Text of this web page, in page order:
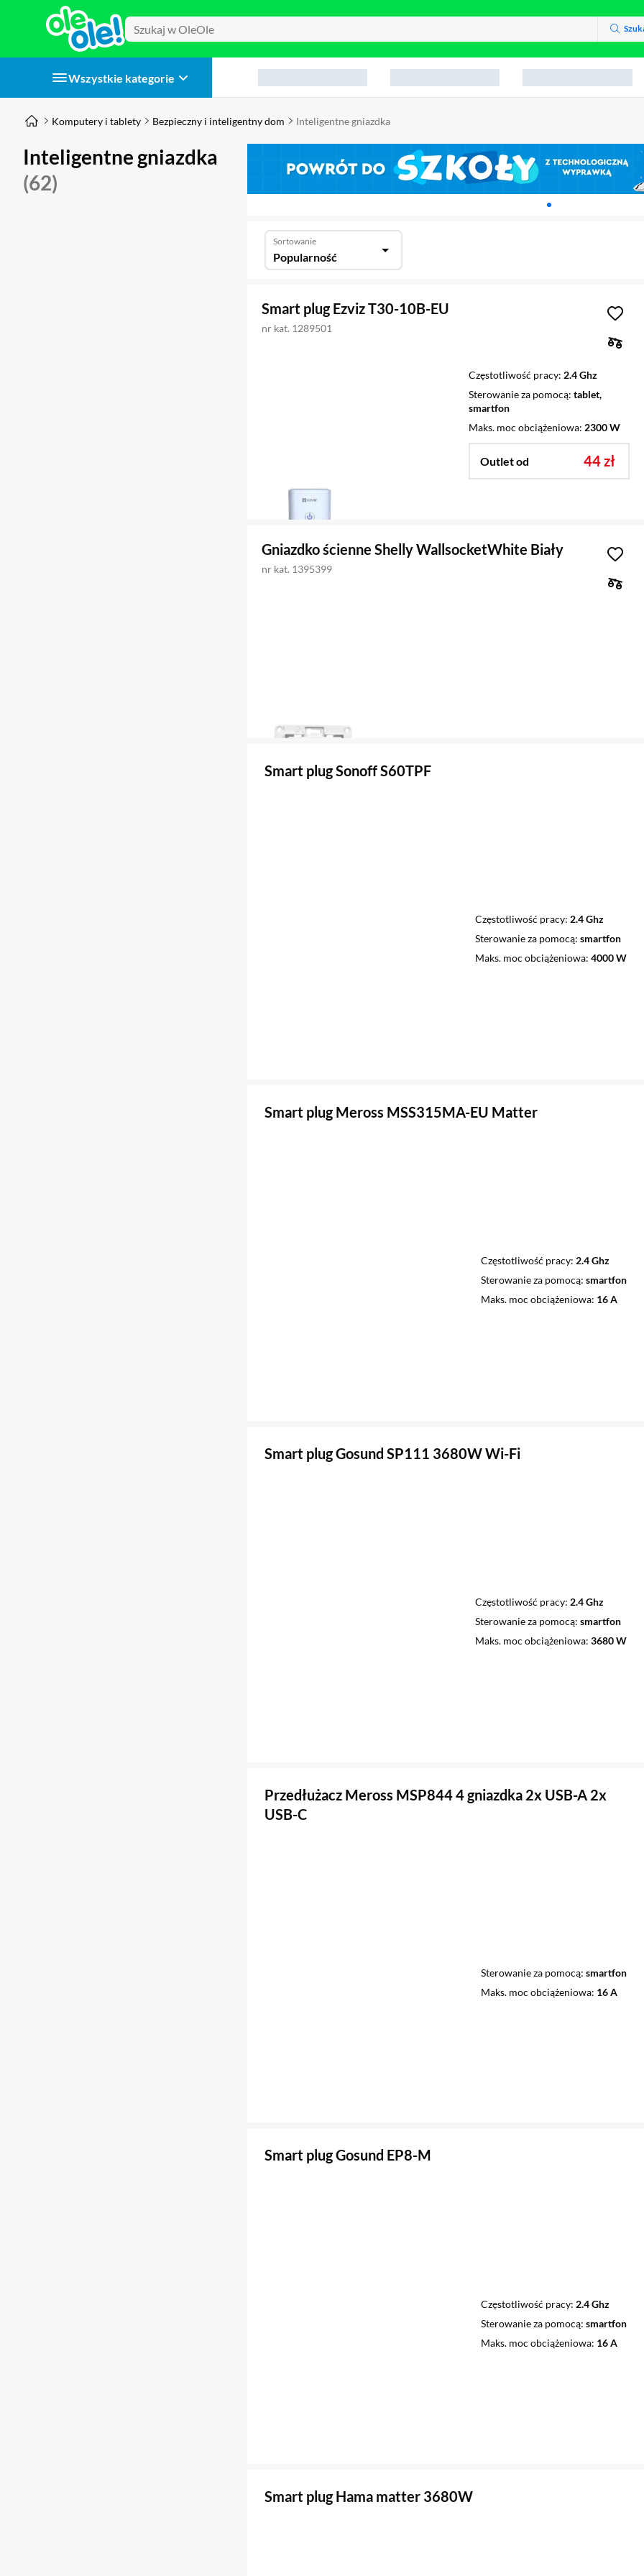
Wszystkie kategorie
Karuzela z banerami,
Komputery i tablety Bezpieczny i inteligentny dom Inteligentne gniazdka
Inteligentne gniazdka
(62)
Sortowanie
Popularność
Smart plug Ezviz T30-10B-EU
nr kat. 1289501
Częstotliwość pracy 2.4 Ghz
Sterowanie za pomocą tablet,
smartfon
Maks. moc obciążeniowa 2300 W
Outlet od 44 zł
Gniazdko ścienne Shelly WallsocketWhite Biały
nr kat. 1395399
Smart plug Sonoff S60TPF
Częstotliwość pracy 2.4 Ghz
Sterowanie za pomocą smartfon
Maks. moc obciążeniowa 4000 W
Smart plug Meross MSS315MA-EU Matter
Częstotliwość pracy 2.4 Ghz
Sterowanie za pomocą smartfon
Maks. moc obciążeniowa 16 A
Smart plug Gosund SP111 3680W Wi-Fi
Częstotliwość pracy 2.4 Ghz
Sterowanie za pomocą smartfon
Maks. moc obciążeniowa 3680 W
Przedłużacz Meross MSP844 4 gniazdka 2x USB-A 2x
USB-C
Sterowanie za pomocą smartfon
Maks. moc obciążeniowa 16 A
Smart plug Gosund EP8-M
Częstotliwość pracy 2.4 Ghz
Sterowanie za pomocą smartfon
Maks. moc obciążeniowa 16 A
Smart plug Hama matter 3680W